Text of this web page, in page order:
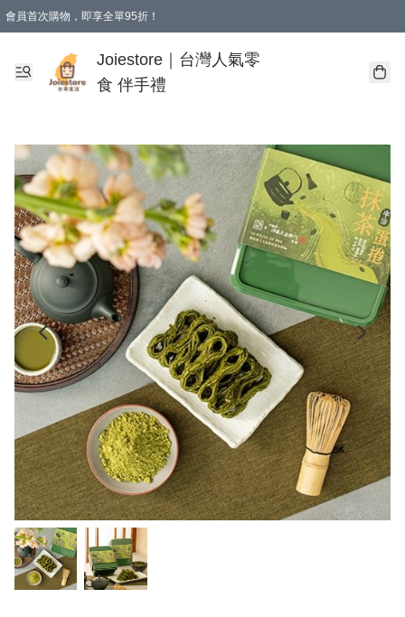
會員首次購物，即享全單95折！
購物滿 HKD 350.00即享免運費優惠！（適用於 本地送貨、本地取貨 )
Joiestore｜台灣人氣零
食 伴手禮